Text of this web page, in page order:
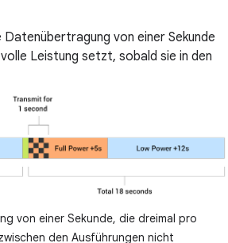
von einer Sekunde
Leistung setzt, sobald sie in den
von einer Sekunde, die dreimal pro
den Ausführungen nicht